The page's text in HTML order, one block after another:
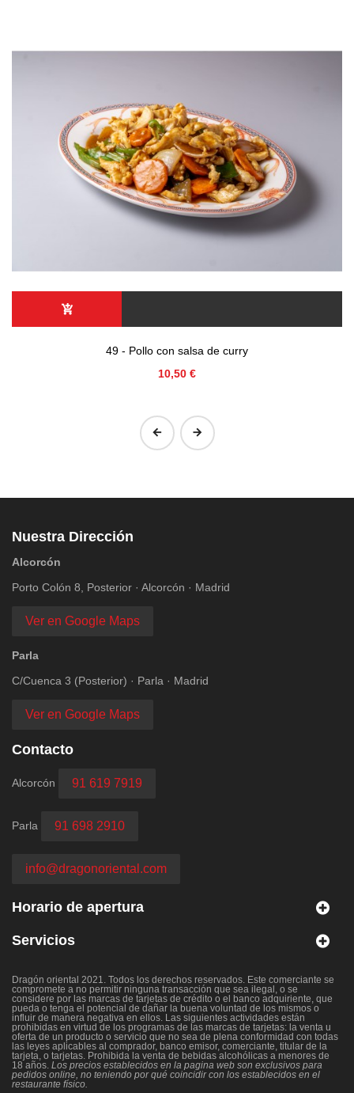
49 - Pollo con salsa de curry
Precio
10,50 €
Nuestra Dirección
Alcorcón
Porto Colón 8, Posterior · Alcorcón · Madrid
Ver en Google Maps
Parla
C/Cuenca 3 (Posterior) · Parla · Madrid
Ver en Google Maps
Contacto
Alcorcón 91 619 7919
Parla 91 698 2910
info@dragonoriental.com
Horario de apertura
Servicios
Dragón oriental 2021. Todos los derechos reservados. Este comerciante se
compromete a no permitir ninguna transacción que sea ilegal, o se
considere por las marcas de tarjetas de crédito o el banco adquiriente, que
pueda o tenga el potencial de dañar la buena voluntad de los mismos o
influir de manera negativa en ellos. Las siguientes actividades están
prohibidas en virtud de los programas de las marcas de tarjetas: la venta u
oferta de un producto o servicio que no sea de plena conformidad con todas
las leyes aplicables al comprador, banco emisor, comerciante, titular de la
tarjeta, o tarjetas. Prohibida la venta de bebidas alcohólicas a menores de
18 años. Los precios establecidos en la pagina web son exclusivos para
pedidos online, no teniendo por qué coincidir con los establecidos en el
restaurante físico.